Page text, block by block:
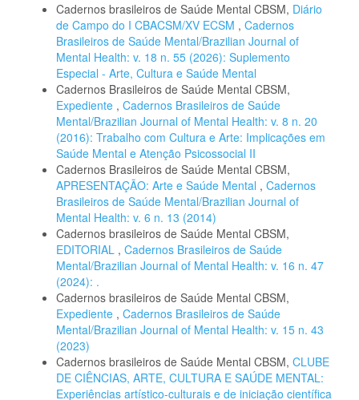
Cadernos brasileiros de Saúde Mental CBSM, Diário
de Campo do I CBACSM/XV ECSM , Cadernos
Brasileiros de Saúde Mental/Brazilian Journal of
Mental Health: v. 18 n. 55 (2026): Suplemento
Especial - Arte, Cultura e Saúde Mental
Cadernos Brasileiros de Saúde Mental CBSM,
Expediente , Cadernos Brasileiros de Saúde
Mental/Brazilian Journal of Mental Health: v. 8 n. 20
(2016): Trabalho com Cultura e Arte: Implicações em
Saúde Mental e Atenção Psicossocial II
Cadernos Brasileiros de Saúde Mental CBSM,
APRESENTAÇÃO: Arte e Saúde Mental , Cadernos
Brasileiros de Saúde Mental/Brazilian Journal of
Mental Health: v. 6 n. 13 (2014)
Cadernos brasileiros de Saúde Mental CBSM,
EDITORIAL , Cadernos Brasileiros de Saúde
Mental/Brazilian Journal of Mental Health: v. 16 n. 47
(2024): .
Cadernos brasileiros de Saúde Mental CBSM,
Expediente , Cadernos Brasileiros de Saúde
Mental/Brazilian Journal of Mental Health: v. 15 n. 43
(2023)
Cadernos brasileiros de Saúde Mental CBSM, CLUBE
DE CIÊNCIAS, ARTE, CULTURA E SAÚDE MENTAL:
Experiências artístico-culturais e de iniciação científica